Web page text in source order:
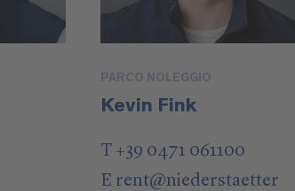
PARCO NOLEGGIO
Kevin Fink
T +39 0471 061100
E rent@niederstaetter